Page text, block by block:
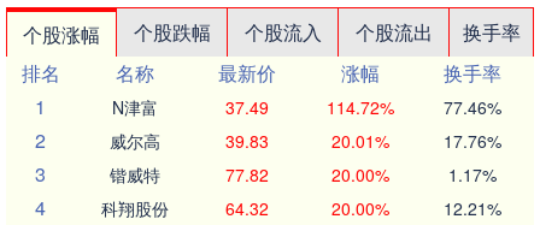
个股涨幅 个股跌幅 个股流入 个股流出
换手率
排名
名称 最新价 涨幅
换手率
1
N津富 37.49 114.72% 77.46%
2 威尔高 39.83 20.01% 17.76%
3 锴威特 77.82 20.00% 1.17%
4 科翔股份 64.32 20.00% 12.21%